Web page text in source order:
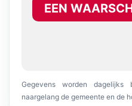
EEN
Gegevens worden dagelijks
naargelang de gemeente en de